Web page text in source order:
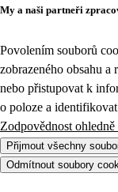
My a naši partneři
Povolením souborů
zobrazeného obsahu
nebo přistupovat k
o poloze a
Zodpovědnost
Přijmout všechny
Odmítnout soubory